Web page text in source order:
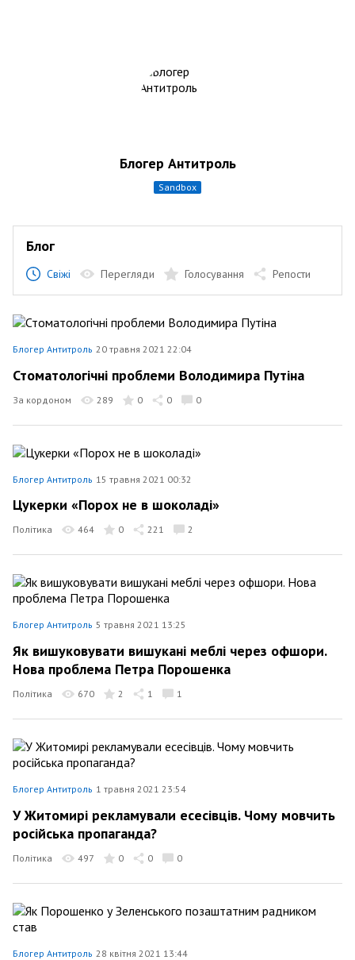
Блогер Антитроль
sandbox
Блог
Свіжі Перегляди Голосування Репости
Блогер Антитроль 20 травня 2021 22:04
Стоматологічні проблеми Володимира Путіна
За кордоном 289 0 0 0
Блогер Антитроль 15 травня 2021 00:32
Цукерки «Порох не в шоколаді»
Політика 464 0 221 2
Блогер Антитроль 5 травня 2021 13:25
Як вишуковувати вишукані меблі через офшори.
Нова проблема Петра Порошенка
Політика 670 2 1 1
Блогер Антитроль 1 травня 2021 23:54
У Житомирі рекламували есесівців. Чому мовчить
російська пропаганда?
Політика 497 0 0 0
Блогер Антитроль 28 квітня 2021 13:44